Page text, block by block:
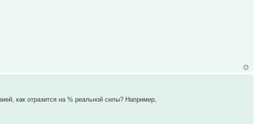
как отразится на % реальной силы? Например,